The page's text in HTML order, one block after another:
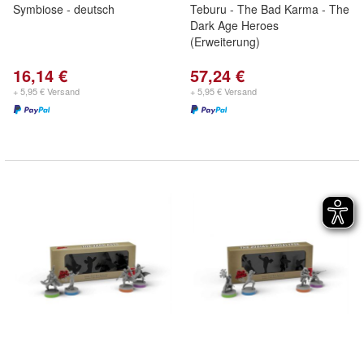
Symbiose - deutsch
16,14 €
+ 5,95 € Versand
Teburu - The Bad Karma - The
Dark Age Heroes
(Erweiterung)
57,24 €
+ 5,95 € Versand